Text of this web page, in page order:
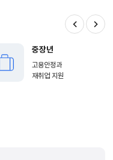
중장년
고용안정과
재취업 지원